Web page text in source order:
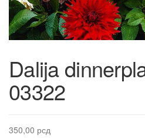
Dalija
03322
350,00 рсд